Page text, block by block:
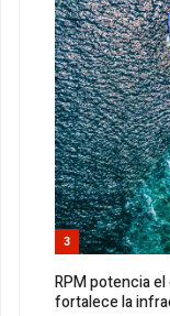
3
RPM potencia
fortalece la